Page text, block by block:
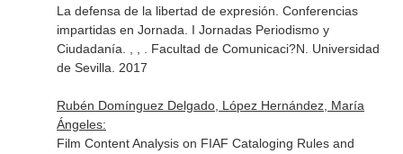
La defensa de la libertad de expresión. Conferencias
impartidas en Jornada. I Jornadas Periodismo y
Ciudadanía. , , . Facultad de Comunicaci?N. Universidad
de Sevilla. 2017
Rubén Domínguez Delgado, López Hernández, María
Ángeles:
Film Content Analysis on FIAF Cataloging Rules and